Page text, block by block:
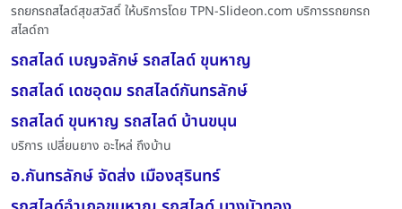
รถยกรถสไลด์สุขสวัสดิ์ ให้บริการโดย TPN-Slideon.com บริการรถยกรถ
สไลด์ถา
รถสไลด์ เบญจลักษ์ รถสไลด์ ขุนหาญ
รถสไลด์ เดชอุดม รถสไลด์กันทรลักษ์
รถสไลด์ ขุนหาญ รถสไลด์ บ้านขนุน
บริการ เปลี่ยนยาง อะไหล่ ถึงบ้าน
อ.กันทรลักษ์ จัดส่ง เมืองสุรินทร์